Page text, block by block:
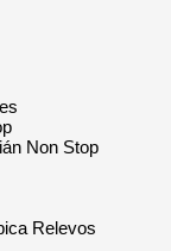
Non Stop
Relevos